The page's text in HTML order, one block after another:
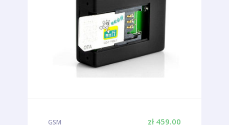
zł 459.00
GSM